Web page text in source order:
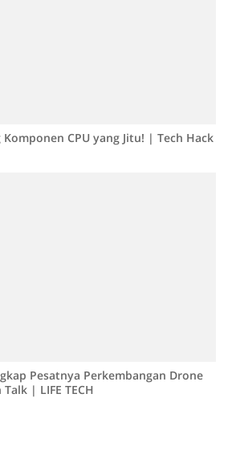
CPU yang Jitu! | Tech Hack
Pesatnya Perkembangan Drone
| LIFE TECH